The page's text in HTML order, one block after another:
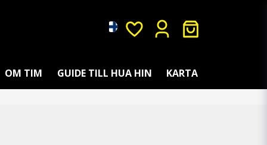
OM TIM GUIDE TILL HUA HIN KARTA